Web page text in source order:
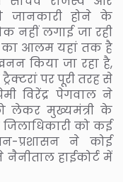
जानकारी होने के
नहीं लगाई जा रही
का आलम यहां तक है
किया जा रहा है,
पर पूरी तरह से
विरेंद्र पेगवाल ने
लेकर मुख्यमंत्री के
को कई
प्रशासन ने कोई
नैनीताल हाईकोर्ट में